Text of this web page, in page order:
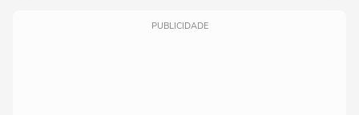
PUBLICIDADE